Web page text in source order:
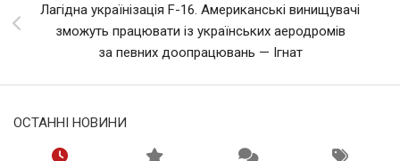
Лагідна українізація F-16. Американські винищувачі
зможуть працювати із українських аеродромів
за певних доопрацювань — Ігнат
ОСТАННІ НОВИНИ